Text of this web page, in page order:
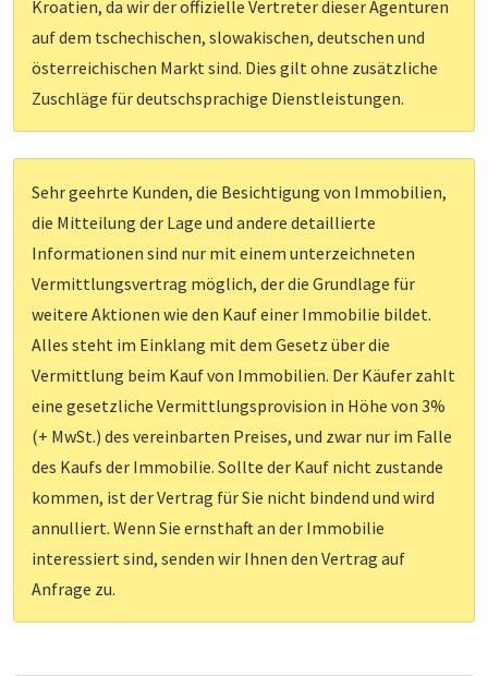
Kroatien, da wir der offizielle Vertreter dieser Agenturen
auf dem tschechischen, slowakischen, deutschen und
österreichischen Markt sind. Dies gilt ohne zusätzliche
Zuschläge für deutschsprachige Dienstleistungen.
Sehr geehrte Kunden, die Besichtigung von Immobilien,
die Mitteilung der Lage und andere detaillierte
Informationen sind nur mit einem unterzeichneten
Vermittlungsvertrag möglich, der die Grundlage für
weitere Aktionen wie den Kauf einer Immobilie bildet.
Alles steht im Einklang mit dem Gesetz über die
Vermittlung beim Kauf von Immobilien. Der Käufer zahlt
eine gesetzliche Vermittlungsprovision in Höhe von 3%
(+ MwSt.) des vereinbarten Preises, und zwar nur im Falle
des Kaufs der Immobilie. Sollte der Kauf nicht zustande
kommen, ist der Vertrag für Sie nicht bindend und wird
annulliert. Wenn Sie ernsthaft an der Immobilie
interessiert sind, senden wir Ihnen den Vertrag auf
Anfrage zu.